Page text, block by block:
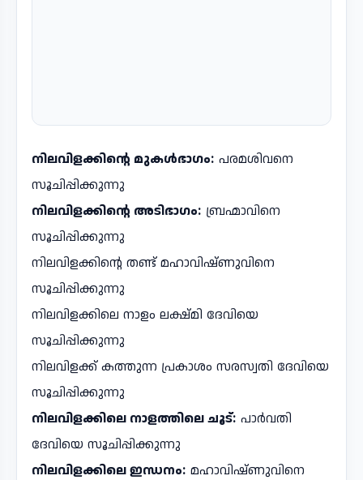
നിലവിളക്കിന്റെ മുകൾഭാഗം: പരമശിവനെ
സൂചിപ്പിക്കുന്നു
നിലവിളക്കിന്റെ അടിഭാഗം: ബ്രഹ്മാവിനെ
സൂചിപ്പിക്കുന്നു
നിലവിളക്കിന്റെ തണ്ട് മഹാവിഷ്ണുവിനെ
സൂചിപ്പിക്കുന്നു
നിലവിളക്കിലെ നാളം ലക്ഷ്മി ദേവിയെ
സൂചിപ്പിക്കുന്നു
നിലവിളക്ക് കത്തുന്ന പ്രകാശം സരസ്വതി ദേവിയെ
സൂചിപ്പിക്കുന്നു
നിലവിളക്കിലെ നാളത്തിലെ ചൂട്: പാർവതി
ദേവിയെ സൂചിപ്പിക്കുന്നു
നിലവിളക്കിലെ ഇന്ധനം: മഹാവിഷ്ണുവിനെ